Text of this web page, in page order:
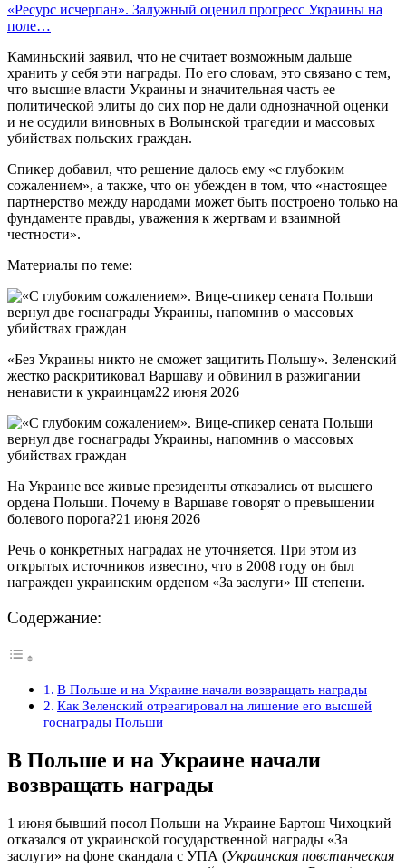
«Ресурс исчерпан». Залужный оценил прогресс Украины на
поле…
Каминьский заявил, что не считает возможным дальше
хранить у себя эти награды. По его словам, это связано с тем,
что высшие власти Украины и значительная часть ее
политической элиты до сих пор не дали однозначной оценки
и не осудили виновных в Волынской трагедии и массовых
убийствах польских граждан.
Спикер добавил, что решение далось ему «с глубоким
сожалением», а также, что он убежден в том, что «настоящее
партнерство между народами может быть построено только на
фундаменте правды, уважения к жертвам и взаимной
честности».
Материалы по теме:
«Без Украины никто не сможет защитить Польшу». Зеленский
жестко раскритиковал Варшаву и обвинил в разжигании
ненависти к украинцам22 июня 2026
На Украине все живые президенты отказались от высшего
ордена Польши. Почему в Варшаве говорят о превышении
болевого порога?21 июня 2026
Речь о конкретных наградах не уточняется. При этом из
открытых источников известно, что в 2008 году он был
награжден украинским орденом «За заслуги» III степени.
Содержание:
В Польше и на Украине начали возвращать награды
Как Зеленский отреагировал на лишение его высшей
госнаграды Польши
В Польше и на Украине начали
возвращать награды
1 июня бывший посол Польши на Украине Бартош Чихоцкий
отказался от украинской государственной награды «За
заслуги» на фоне скандала с УПА (Украинская повстанческая